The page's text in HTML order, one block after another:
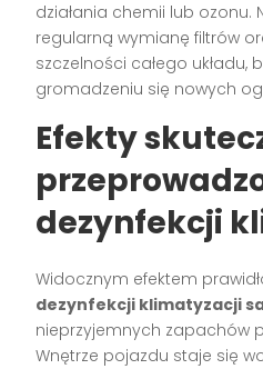
działania chemii lub ozonu.
regularną wymianę filtrów
szczelności całego układu,
gromadzeniu się nowych
Efekty
dezynfekcji
Widocznym efektem
dezynfekcji klimatyzacji
nieprzyjemnych zapachów
Wnętrze pojazdu staje się